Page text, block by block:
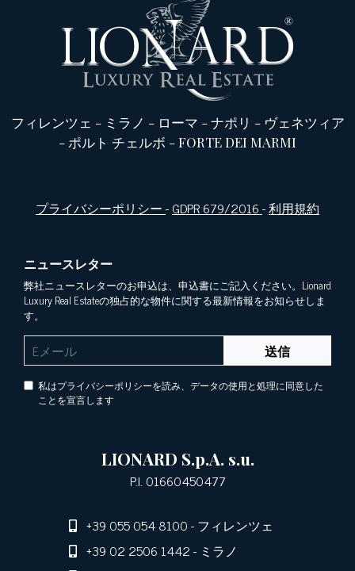
フィレンツェ - ミラノ - ローマ -ナポリ - ヴェネツィア
- ポルト チェルボ -FORTE DEI MARMI
プライバシーポリシー-GDPR 679/2016-利用規約
ニュースレター
弊社ニュースレターのお申込は、申込書にご記入ください。Lionard
Luxury Real Estateの独占的な物件に関する最新情報をお知らせしま
す。
送信
私はプライバシーポリシーを読み、データの使用と処理に同意した
ことを宣言します
LIONARD S.p.A. s.u.
P.I. 01660450477
+39 055 054 8100- フィレンツェ
+39 02 2506 1442- ミラノ